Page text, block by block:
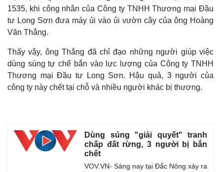
1535, khi công nhân của Công ty TNHH Thương mại Đầu
tư Long Sơn đưa máy ủi vào ủi vườn cây của ông Hoàng
Văn Thắng.
Thấy vậy, ông Thắng đã chỉ đạo những người giúp việc
dùng súng tự chế bắn vào lực lượng của Công ty TNHH
Thương mại Đầu tư Long Sơn. Hậu quả, 3 người của
công ty này chết tại chỗ và nhiều người khác bị thương.
Dùng súng "giải quyết" tranh
chấp đất rừng, 3 người bị bắn
chết
VOV.VN- Sáng nay tại Đắc Nông xảy ra